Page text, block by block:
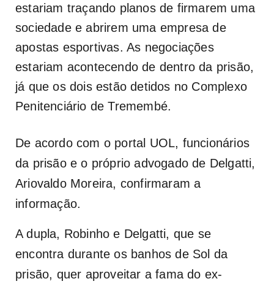
estariam traçando planos de firmarem uma
sociedade e abrirem uma empresa de
apostas esportivas. As negociações
estariam acontecendo de dentro da prisão,
já que os dois estão detidos no Complexo
Penitenciário de Tremembé.
De acordo com o portal UOL, funcionários
da prisão e o próprio advogado de Delgatti,
Ariovaldo Moreira, confirmaram a
informação.
A dupla, Robinho e Delgatti, que se
encontra durante os banhos de Sol da
prisão, quer aproveitar a fama do ex-